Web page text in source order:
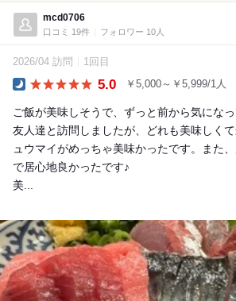
mcd0706
口コミ 19件 フォロワー 10人
2026/04 訪問 1回目
5.0 ￥5,000～￥5,999/1人
ご飯が美味しそうで、ずっと前から気になっ
友人達と訪問しましたが、どれも美味しく
ュウマイがめっちゃ美味かったです。また
で居心地良かったです♪
美...